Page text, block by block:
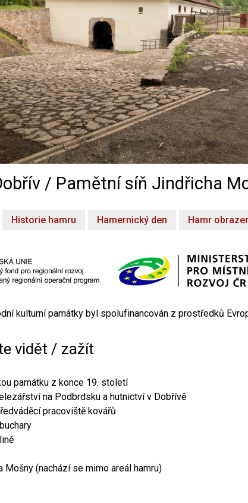
/ Pamětní síň Jindřicha
Historie hamru Hamernický den Hamr
kulturní památky byl spolufinancován z prostředků
vidět / zažít
památku z konce 19. století
na Podbrdsku a hutnictví v Dobřívě
pracoviště kovářů
Mošny (nachází se mimo areál hamru)